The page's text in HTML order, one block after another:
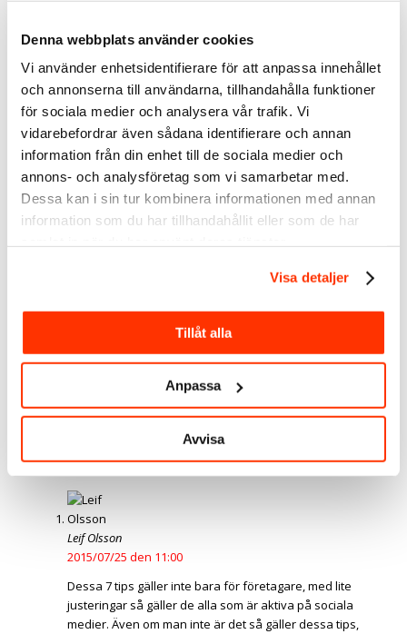
Denna webbplats använder cookies
Vi använder enhetsidentifierare för att anpassa innehållet
och annonserna till användarna, tillhandahålla funktioner
för sociala medier och analysera vår trafik. Vi
vidarebefordrar även sådana identifierare och annan
information från din enhet till de sociala medier och
annons- och analysföretag som vi samarbetar med.
Dessa kan i sin tur kombinera informationen med annan
information som du har tillhandahållit eller som de har
Visa detaljer
Tillåt alla
Anpassa
Avvisa
Vilka mål kan du sätta för de kommande 12 månaderna?
Hur kan du bryta ner det i mindre mål?
Relaterad artikel:Hur du sätter SMARTA mål
Berätta – vilket är ditt bästa tips?
Linda
Björck<<– Connecta gärna med mig på LinkedIn
Social media manager
LinkedIn-expert
SmartBizz AB
Målsättning Marknadsföring
Leif Olsson
2015/07/25 den 11:00
Dessa 7 tips gäller inte bara för företagare, med lite
justeringar så gäller de alla som är aktiva på sociala
medier. Även om man inte är det så gäller dessa tips,